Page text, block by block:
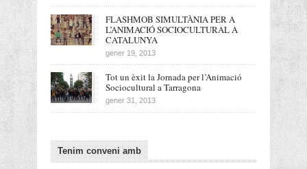
FLASHMOB SIMULTÀNIA PER A
L’ANIMACIÓ SOCIOCULTURAL A
CATALUNYA
gener 19, 2013
Tot un èxit la Jornada per l’Animació
Sociocultural a Tarragona
gener 31, 2013
Tenim conveni amb